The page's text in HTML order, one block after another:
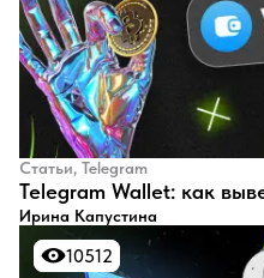
Статьи, Telegram
Telegram Wallet: как
Ирина Капустина
10512
10512